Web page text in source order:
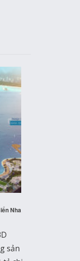
Nha
sản